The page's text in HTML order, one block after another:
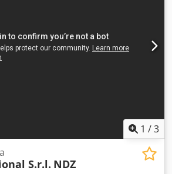
kočnicama Bočni limovi u ulaznom
može se posebno upravljati i
1 /3
S.r.l. NDZ